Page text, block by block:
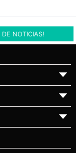
DE NOTICIAS!
▼
▼
▼